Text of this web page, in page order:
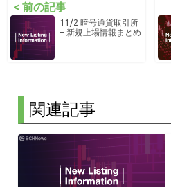
< 前の記事
11/2 暗号通貨取引所
– 新規上場情報まとめ
関連記事